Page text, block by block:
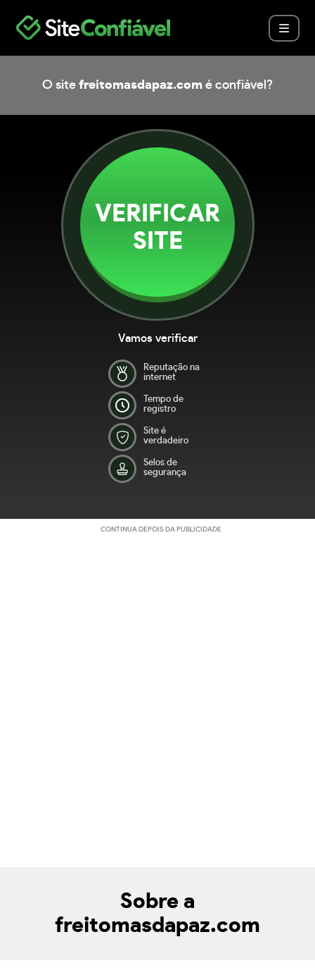
O site freitomasdapaz.com é confiável?
VERIFICAR
SITE
Vamos verificar
Reputação na
internet
Tempo de
registro
Site é
verdadeiro
Selos de
segurança
CONTINUA DEPOIS DA PUBLICIDADE
Sobre a
freitomasdapaz.com